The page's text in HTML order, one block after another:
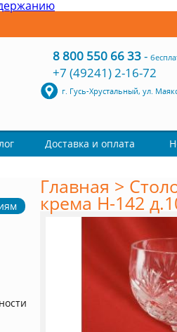
8 800 550 66 33-
+7 (49241) 2-16-72
г. Гусь-Хрустальный, ул.
Доставка и оплата
Главная >
крема Н-142